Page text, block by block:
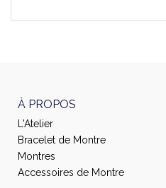
À PROPOS
L'Atelier
Bracelet de Montre
Montres
Accessoires de Montre